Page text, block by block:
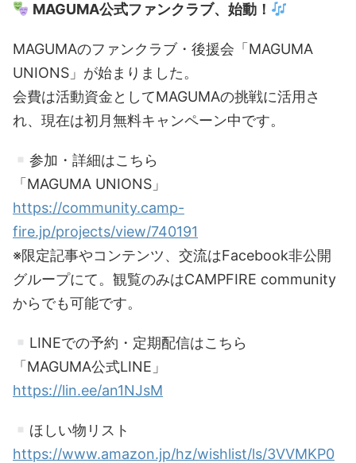
MAGUMA公式ファンクラブ、始動！
MAGUMAのファンクラブ・後援会「MAGUMA
UNIONS」が始まりました。
会費は活動資金としてMAGUMAの挑戦に活用さ
れ、現在は初月無料キャンペーン中です。
参加・詳細はこちら
「MAGUMA UNIONS」
https://community.camp-
fire.jp/projects/view/740191
※限定記事やコンテンツ、交流はFacebook非公開
グループにて。観覧のみはCAMPFIRE community
からでも可能です。
LINEでの予約・定期配信はこちら
「MAGUMA公式LINE」
https://lin.ee/an1NJsM
ほしい物リスト
https://www.amazon.jp/hz/wishlist/ls/3VVMKP0